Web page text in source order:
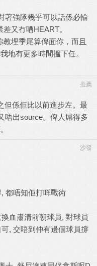
著強隊幾乎可以話係必輸
又冇哂HEART。
埋季尾算俾面你，而且
地有更多時間搵下任。
推薦
但係佢比以前進步左。最
唔出source。俾人屌得多
沙發
都唔知佢打咩戰術
血肅清前朝球員, 對球員
, 交唔到仲有邊個球員撐